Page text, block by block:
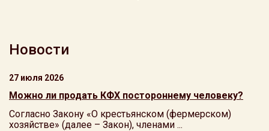
Новости
27 июля 2026
Можно ли продать КФХ постороннему человеку?
Согласно Закону «О крестьянском (фермерском)
хозяйстве» (далее – Закон), членами ...